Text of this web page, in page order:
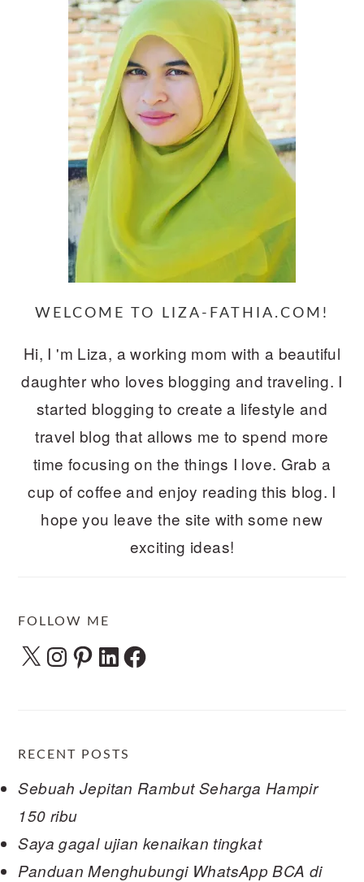
WELCOME TO LIZA-FATHIA.COM!
Hi, I 'm Liza, a working mom with a beautiful
daughter who loves blogging and traveling. I
started blogging to create a lifestyle and
travel blog that allows me to spend more
time focusing on the things I love. Grab a
cup of coffee and enjoy reading this blog. I
hope you leave the site with some new
exciting ideas!
FOLLOW ME
X Instagram
Pinterest
LinkedInFacebook
RECENT POSTS
Sebuah Jepitan Rambut Seharga Hampir
150 ribu
Saya gagal ujian kenaikan tingkat
Panduan Menghubungi WhatsApp BCA di